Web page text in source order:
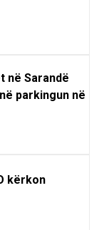
në Sarandë
parkingun në
kërkon